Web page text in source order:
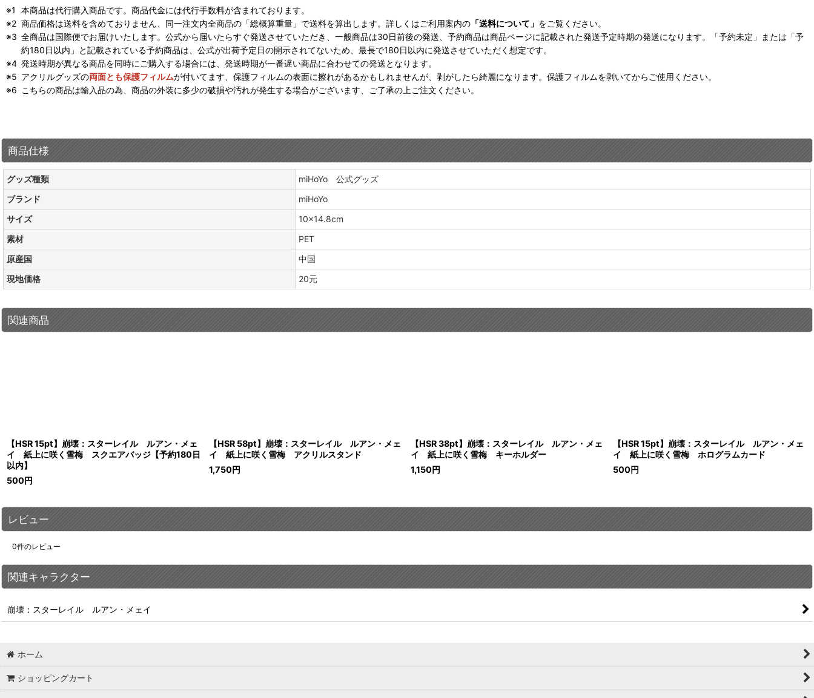
本商品は代行購入商品です。商品代金には代行手数料が含まれております。
商品価格は送料を含めておりません、同一注文内全商品の「総概算重量」で送料を算出します。詳しくはご利用案内の 「送料について」 をご覧ください。
全商品は国際便でお届けいたします。公式から届いたらすぐ発送させていただき、一般商品は30日前後の発送、予約商品は商品ページに記載された発送予定時期の発送になります。「予約未定」または「予
約180日以内」と記載されている予約商品は、公式が出荷予定日の開示されてないため、最長で180日以内に発送させていただく想定です。
発送時期が異なる商品を同時にご購入する場合には、発送時期が一番遅い商品に合わせての発送となります。
アクリルグッズの両面とも保護フィルムが付いてます、保護フィルムの表面に擦れがあるかもしれませんが、剥がしたら綺麗になります。保護フィルムを剥いてからご使用ください。
こちらの商品は輸入品の為、商品の外装に多少の破損や汚れが発生する場合がございます、ご了承の上ご注文ください。
商品仕様
グッズ種類
miHoYo 公式グッズ
ブランド
miHoYo
サイズ
10×14.8cm
素材
PET
原産国
中国
現地価格
20元
関連商品
【HSR 15pt】崩壊：スターレイル ルアン・メェ
イ 紙上に咲く雪梅 スクエアバッジ【予約180日
以内】
500円
【HSR 58pt】崩壊：スターレイル ルアン・メェ
イ 紙上に咲く雪梅 アクリルスタンド
1,750円
【HSR 38pt】崩壊：スターレイル ルアン・メェ
イ 紙上に咲く雪梅 キーホルダー
1,150円
【HSR 15pt】崩壊：スターレイル ルアン・メェ
イ 紙上に咲く雪梅 ホログラムカード
500円
レビュー
0件のレビュー
関連キャラクター
崩壊：スターレイル ルアン・メェイ
ホーム
ショッピングカート